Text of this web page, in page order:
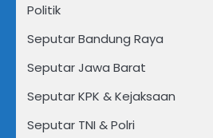
Politik
Seputar Bandung Raya
Seputar Jawa Barat
Seputar KPK & Kejaksaan
Seputar TNI & Polri